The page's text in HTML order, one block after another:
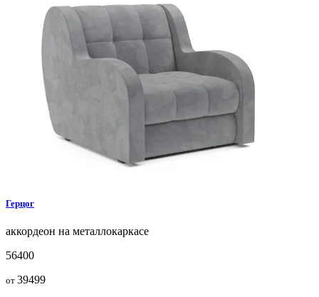
Герцог
аккордеон на металлокаркасе
56400
от 39499